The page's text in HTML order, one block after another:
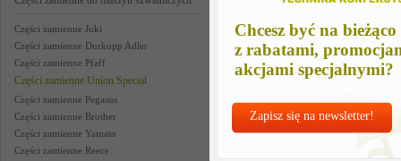
Chcesz być na bieżąco
z rabatami,
akcjami specjalnymi?
Zapisz się na newsletter!
Części zamienne Juki
Części zamienne Durkopp Adler
Części zamienne Pfaff
Części zamienne Union Special
Części zamienne Pegasus
Części zamienne Brother
Części zamienne Yamato
Części zamienne Reece